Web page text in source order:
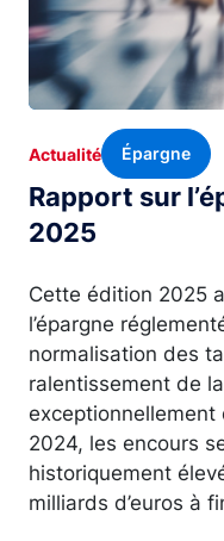
Rapport sur
2025
Actualité Épargne
Cette édition 2025
l’épargne
normalisation des
ralentissement de
2024, les encours
historiquement
milliards d’euros à